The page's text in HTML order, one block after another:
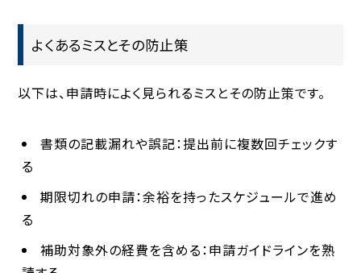
よくあるミスとその防止策
以下は、申請時によく見られるミスとその防止策です。
書類の記載漏れや誤記：提出前に複数回チェックす
る
期限切れの申請：余裕を持ったスケジュールで進め
る
補助対象外の経費を含める：申請ガイドラインを熟